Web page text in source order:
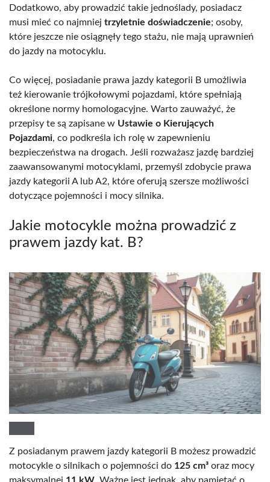
Dodatkowo, aby prowadzić takie jednoślady, posiadacz
musi mieć co najmniej trzyletnie doświadczenie; osoby,
które jeszcze nie osiągnęły tego stażu, nie mają uprawnień
do jazdy na motocyklu.
Co więcej, posiadanie prawa jazdy kategorii B umożliwia
też kierowanie trójkołowymi pojazdami, które spełniają
określone normy homologacyjne. Warto zauważyć, że
przepisy te są zapisane w Ustawie o Kierujących
Pojazdami, co podkreśla ich rolę w zapewnieniu
bezpieczeństwa na drogach. Jeśli rozważasz jazdę bardziej
zaawansowanymi motocyklami, przemyśl zdobycie prawa
jazdy kategorii A lub A2, które oferują szersze możliwości
dotyczące pojemności i mocy silnika.
Jakie motocykle można prowadzić z
prawem jazdy kat. B?
Z posiadanym prawem jazdy kategorii B możesz prowadzić
motocykle o silnikach o pojemności do 125 cm³ oraz mocy